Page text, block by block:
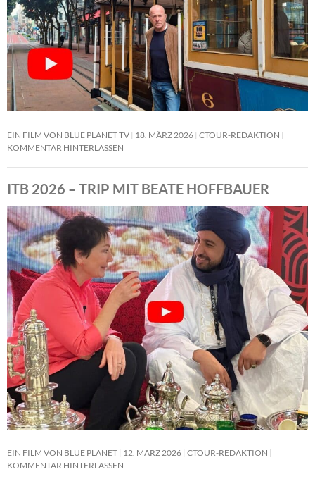
EIN FILM VON BLUE PLANET TV 18. MÄRZ 2026 CTOUR-REDAKTION
KOMMENTAR HINTERLASSEN
ITB 2026 – TRIP MIT BEATE HOFFBAUER
EIN FILM VON BLUE PLANET 12. MÄRZ 2026 CTOUR-REDAKTION
KOMMENTAR HINTERLASSEN